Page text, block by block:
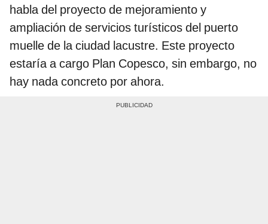
habla del proyecto de mejoramiento y
ampliación de servicios turísticos del puerto
muelle de la ciudad lacustre. Este proyecto
estaría a cargo Plan Copesco, sin embargo, no
hay nada concreto por ahora.